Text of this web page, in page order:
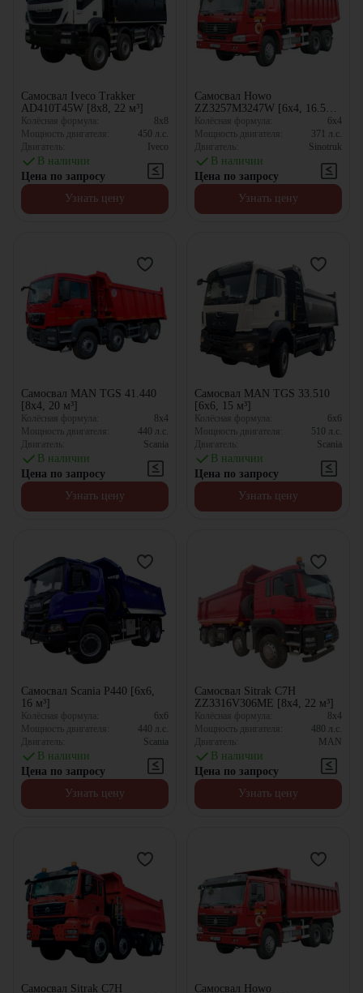
Самосвал Iveco Trakker
AD410T45W [8x8, 22 м³]
Колёсная формула:
8x8
Мощность двигателя:
450 л.с.
Двигатель:
Iveco
В наличии
Цена по запросу
Узнать цену
Самосвал Howo
ZZ3257M3247W [6x4, 16.5
м³]
Колёсная формула:
6x4
Мощность двигателя:
371 л.с.
Двигатель:
Sinotruk
В наличии
Цена по запросу
Узнать цену
Самосвал MAN TGS 41.440
[8x4, 20 м³]
Колёсная формула:
8x4
Мощность двигателя:
440 л.с.
Двигатель:
Scania
В наличии
Цена по запросу
Узнать цену
Самосвал MAN TGS 33.510
[6x6, 15 м³]
Колёсная формула:
6x6
Мощность двигателя:
510 л.с.
Двигатель:
Scania
В наличии
Цена по запросу
Узнать цену
Самосвал Scania P440 [6x6,
16 м³]
Колёсная формула:
6x6
Мощность двигателя:
440 л.с.
Двигатель:
Scania
В наличии
Цена по запросу
Узнать цену
Самосвал Sitrak C7H
ZZ3316V306ME [8x4, 22 м³]
Колёсная формула:
8x4
Мощность двигателя:
480 л.с.
Двигатель:
MAN
В наличии
Цена по запросу
Узнать цену
Самосвал Sitrak C7H
Самосвал Howo